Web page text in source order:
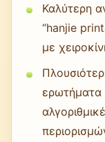
Καλύτερη
“hanjie
με
ερωτήματα